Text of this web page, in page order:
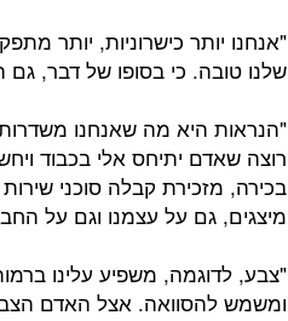
"אנחנו יותר כישרוניות, יותר
שלנו טובה. כי בסופו של דבר,
"הנראות היא מה שאנחנו משדרות
רוצה שאדם יתיחס אלי בכבוד
בכירה, מזכירת קבלה סוכני
מיצגים, גם על עצמנו וגם על
"צבע, לדוגמה, משפיע עלינו
ומשמש להסוואה. אצל האדם